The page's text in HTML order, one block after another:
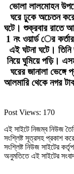
ভোলা লালমোহন
ঘরে ঢুকে অচেতন
ঘটে। শুক্রবার রাতে
1 নং ওয়ার্ড ের
এই ঘটনা ঘটে। তিনি
নিয়ে ঘুমিয়ে পড়ি।
ঘরের জানালা
আলমারি থেকে নগর
Post Views: 170
এই সাইটে নিজম্ব নিউজ
সংশ্লিষ্ট সূত্রসহ প্রকাশ
সংশ্লিষ্ট নিউজ সাইটের
অনুমতিতে এই সাইটের